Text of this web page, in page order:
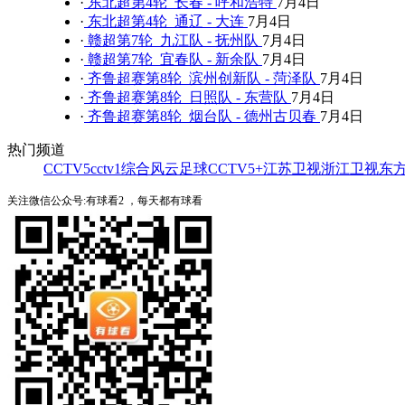
· 东北超第4轮 通辽 - 大连 7月4日
· 赣超第7轮 九江队 - 抚州队 7月4日
· 赣超第7轮 宜春队 - 新余队 7月4日
· 齐鲁超赛第8轮 滨州创新队 - 菏泽队 7月4日
· 齐鲁超赛第8轮 日照队 - 东营队 7月4日
· 齐鲁超赛第8轮 烟台队 - 德州古贝春 7月4日
热门频道
CCTV5cctv1综合风云足球CCTV5+江苏卫视浙江卫视东
关注微信公众号:有球看2 ，每天都有球看